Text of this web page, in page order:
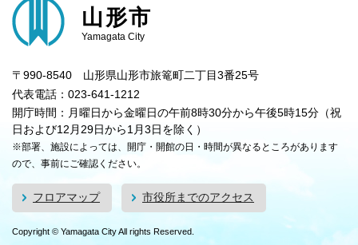
山形市
Yamagata City
〒990-8540 山形県山形市旅篭町二丁目3番25号
代表電話：023-641-1212
開庁時間：月曜日から金曜日の午前8時30分から午後5時15分（祝
日および12月29日から1月3日を除く）
※部署、施設によっては、開庁・開館の日・時間が異なるところがあります
ので、事前にご確認ください。
フロアマップ 市役所までのアクセス
Copyright © Yamagata City All rights Reserved.